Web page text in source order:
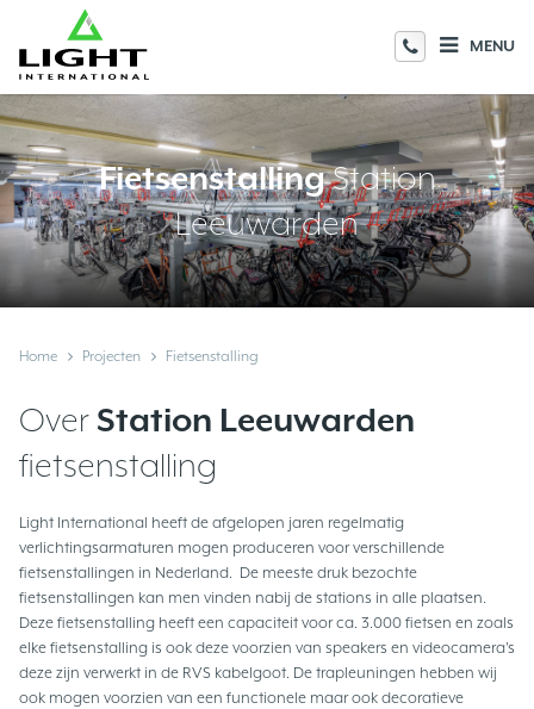
MENU
FietsenstallingStation
Leeuwarden
Home Projecten Fietsenstalling
Over Station Leeuwarden
fietsenstalling
Light International heeft de afgelopen jaren regelmatig
verlichtingsarmaturen mogen produceren voor verschillende
fietsenstallingen in Nederland. De meeste druk bezochte
fietsenstallingen kan men vinden nabij de stations in alle plaatsen.
Deze fietsenstalling heeft een capaciteit voor ca. 3.000 fietsen en zoals
elke fietsenstalling is ook deze voorzien van speakers en videocamera's
deze zijn verwerkt in de RVS kabelgoot. De trapleuningen hebben wij
ook mogen voorzien van een functionele maar ook decoratieve